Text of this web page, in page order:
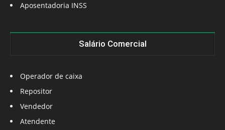
Aposentadoria INSS
Salário Comercial
Operador de caixa
Repositor
Vendedor
Atendente